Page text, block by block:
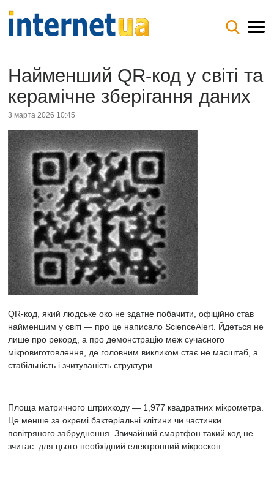
Найменший QR-код у світі та
керамічне зберігання даних
3 марта 2026 10:45
QR-код, який людське око не здатне побачити, офіційно став
найменшим у світі — про це написало ScienceAlert. Йдеться не
лише про рекорд, а про демонстрацію меж сучасного
мікровиготовлення, де головним викликом стає не масштаб, а
стабільність і зчитуваність структури.
Площа матричного штрихкоду — 1,977 квадратних мікрометра.
Це менше за окремі бактеріальні клітини чи частинки
повітряного забруднення. Звичайний смартфон такий код не
зчитає: для цього необхідний електронний мікроскоп.